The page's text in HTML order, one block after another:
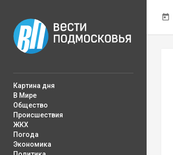
Картина дня
В Мире
Общество
Происшествия
ЖКХ
Погода
Экономика